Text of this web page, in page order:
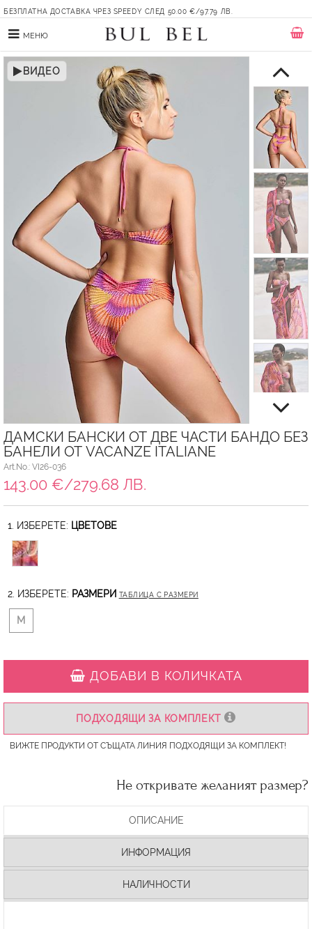
БЕЗПЛАТНА ДОСТАВКА ЧРЕЗ SPEEDY СЛЕД 50.00 €/97.79 ЛВ.
МЕНЮ
ВИДЕО
ДАМСКИ БАНСКИ ОТ ДВЕ ЧАСТИ БАНДО БЕЗ
БАНЕЛИ ОТ VACANZE ITALIANE
Art.No.: VI26-036
143.00 €/279.68 ЛВ.
1. ИЗБЕРЕТЕ: ЦВЕТОВЕ
2. ИЗБЕРЕТЕ: РАЗМЕРИ ТАБЛИЦА С РАЗМЕРИ
M
ДОБАВИ В КОЛИЧКАТА
ПОДХОДЯЩИ ЗА КОМПЛЕКТ
ВИЖТЕ ПРОДУКТИ ОТ СЪЩАТА ЛИНИЯ ПОДХОДЯЩИ ЗА КОМПЛЕКТ!
Не откривате желаният размер?
ОПИСАНИЕ
ИНФОРМАЦИЯ
НАЛИЧНОСТИ